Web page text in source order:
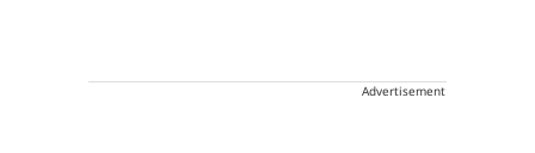
Advertisement